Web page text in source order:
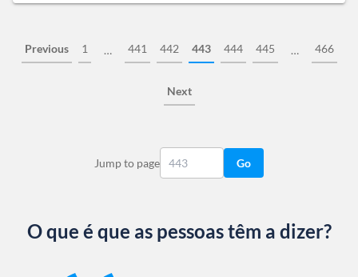
Previous 1 … 441 442 443 444 445 … 466
Next
Jump to page Go
O que é que as pessoas têm a dizer?